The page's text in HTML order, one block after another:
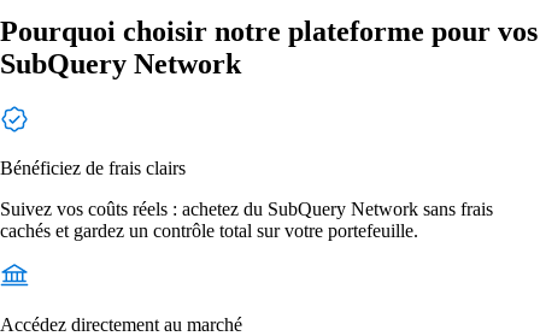
Pourquoi choisir notre plateforme pour vos
SubQuery Network
Bénéficiez de frais clairs
Suivez vos coûts réels : achetez du SubQuery Network sans frais
cachés et gardez un contrôle total sur votre portefeuille.
Accédez directement au marché